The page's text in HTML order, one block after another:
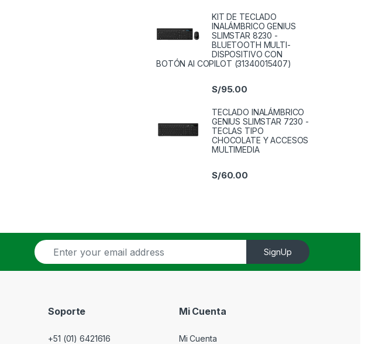
KIT DE TECLADO
INALÁMBRICO GENIUS
SLIMSTAR 8230 -
BLUETOOTH MULTI-
DISPOSITIVO CON
BOTÓN AI COPILOT (31340015407)
S/95.00
TECLADO INALÁMBRICO
GENIUS SLIMSTAR 7230 -
TECLAS TIPO
CHOCOLATE Y ACCESOS
MULTIMEDIA
S/60.00
E
m
a
SignUp
Soporte
+51 (01) 6421616
Mi Cuenta
Mi Cuenta